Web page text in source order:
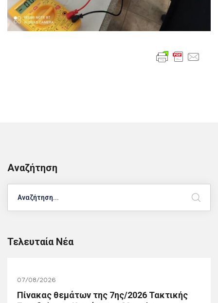
Αναζήτηση
Τελευταία Νέα
07/08/2026
Πίνακας θεμάτων της 7ης/2026 Τακτικής